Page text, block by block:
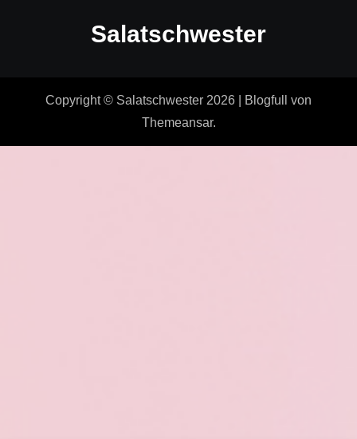
Salatschwester
Copyright © Salatschwester 2026 Blogfull
von
Themeansar.